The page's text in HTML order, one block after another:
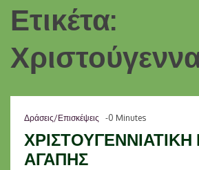
Ετικέτα:
Δράσεις/Επισκέψεις -0 Minutes
ΧΡΙΣΤΟΥΓΕΝΝΙΑΤΙΚΗ
ΑΓΑΠΗΣ